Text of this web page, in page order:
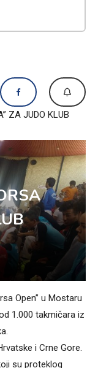
ZA JUDO KLUB
Open” u Mostaru
1.000 takmičara iz
i Crne Gore.
su proteklog